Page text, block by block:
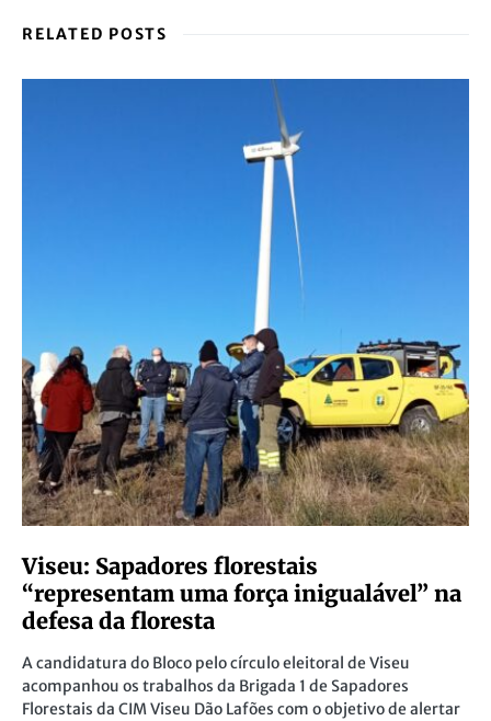
RELATED POSTS
Viseu: Sapadores florestais
“representam uma força inigualável” na
defesa da floresta
A candidatura do Bloco pelo círculo eleitoral de Viseu
acompanhou os trabalhos da Brigada 1 de Sapadores
Florestais da CIM Viseu Dão Lafões com o objetivo de alertar